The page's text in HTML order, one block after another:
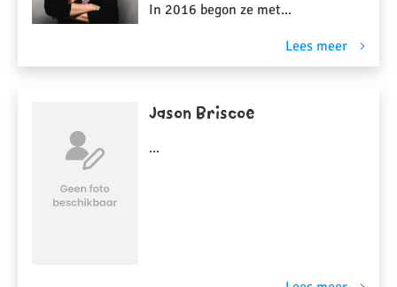
In 2016 begon ze met...
Lees meer
Jason Briscoe
...